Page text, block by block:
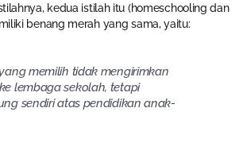
kedua istilah itu (homeschooling dan
benang merah yang sama, yaitu:
memilih tidak mengirimkan
lembaga sekolah, tetapi
sendiri atas pendidikan anak-